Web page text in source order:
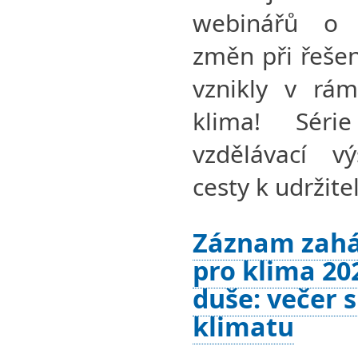
webinářů o
změn při
vznikly v
klima!
vzdělávací
cesty k
Záznam
pro klima
duše: večer
klimatu